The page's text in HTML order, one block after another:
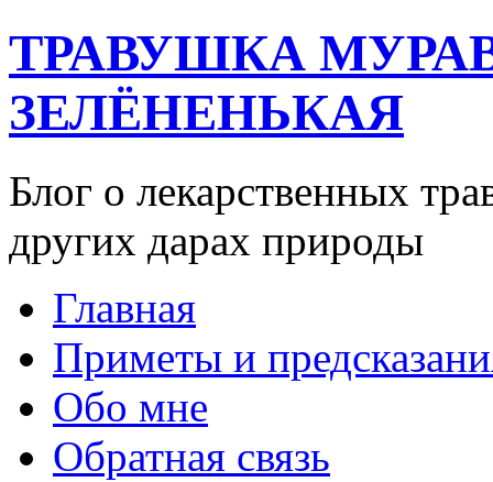
ТРАВУШКА
ЗЕЛЁНЕНЬКАЯ
Блог о лекарственных
других дарах природы
Главная
Приметы и
Обо мне
Обратная связь